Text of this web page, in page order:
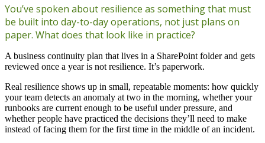
You’ve spoken about resilience as something that must
be built into day-to-day operations, not just plans on
paper. What does that look like in practice?
A business continuity plan that lives in a SharePoint folder and gets
reviewed once a year is not resilience. It’s paperwork.
Real resilience shows up in small, repeatable moments: how quickly
your team detects an anomaly at two in the morning, whether your
runbooks are current enough to be useful under pressure, and
whether people have practiced the decisions they’ll need to make
instead of facing them for the first time in the middle of an incident.